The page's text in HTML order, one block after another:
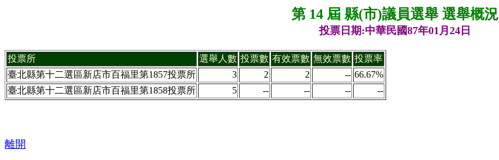
第 14 屆 縣(市)議員選舉 選舉概況
投票日期:中華民國87年01月24日
投票所 選舉人數 投票數 有效票數 無效票數 投票率
臺北縣第十二選區新店市百福里第1857投票所
3 2 2 -- 66.67%
臺北縣第十二選區新店市百福里第1858投票所
5 -- -- -- --
離開